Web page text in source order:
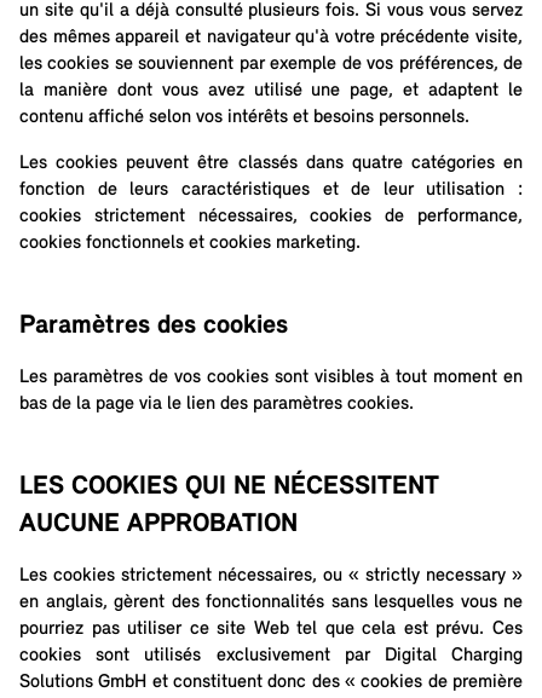
un site qu'il a déjà consulté plusieurs fois. Si vous vous servez
des mêmes appareil et navigateur qu'à votre précédente visite,
les cookies se souviennent par exemple de vos préférences, de
la manière dont vous avez utilisé une page, et adaptent le
contenu affiché selon vos intérêts et besoins personnels.
Les cookies peuvent être classés dans quatre catégories en
fonction de leurs caractéristiques et de leur utilisation :
cookies strictement nécessaires, cookies de performance,
cookies fonctionnels et cookies marketing.
Paramètres des cookies
Les paramètres de vos cookies sont visibles à tout moment en
bas de la page via le lien des paramètres cookies.
LES COOKIES QUI NE NÉCESSITENT
AUCUNE APPROBATION
Les cookies strictement nécessaires, ou « strictly necessary »
en anglais, gèrent des fonctionnalités sans lesquelles vous ne
pourriez pas utiliser ce site Web tel que cela est prévu. Ces
cookies sont utilisés exclusivement par Digital Charging
Solutions GmbH et constituent donc des « cookies de première